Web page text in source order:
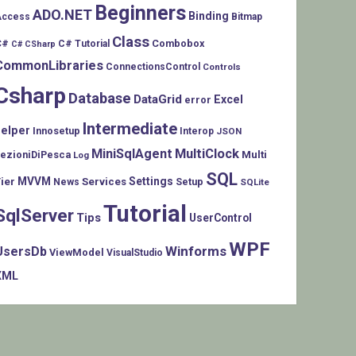
ADO.NET Beginners Binding Bitmap
C# CSharp C# Tutorial Class Combobox
ConnectionsControl Controls
Database DataGrid error Excel
Innosetup Intermediate Interop JSON
Log MiniSqlAgent MultiClock Multi
MVVM News Services Settings Setup SQL SQLite
TipsTutorial UserControl
ViewModel VisualStudio WinformsWPF